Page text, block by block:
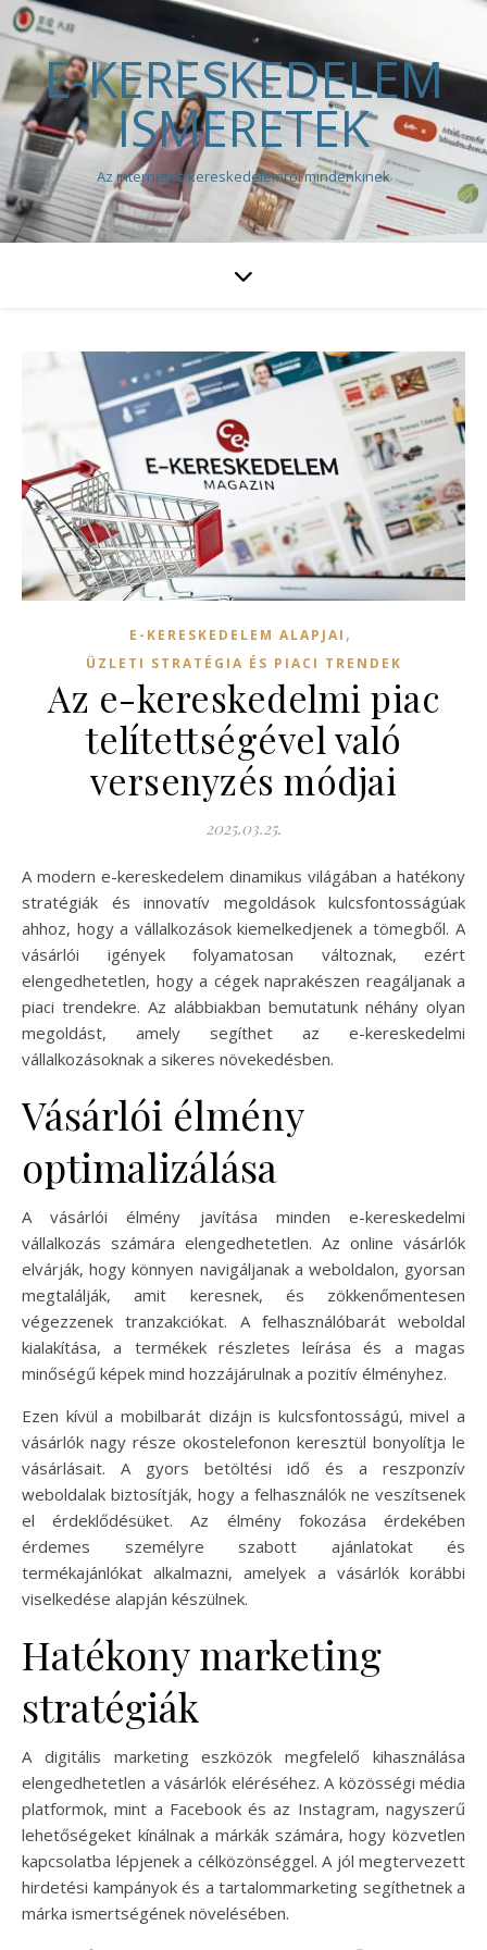
E-KERESKEDELEM
ISMERETEK
Az internetes kereskedelemről mindenkinek
E-KERESKEDELEM ALAPJAI ,
ÜZLETI STRATÉGIA ÉS PIACI TRENDEK
Az e-kereskedelmi piac
telítettségével való
versenyzés módjai
2025.03.25.
A modern e-kereskedelem dinamikus világában a hatékony
stratégiák és innovatív megoldások kulcsfontosságúak
ahhoz, hogy a vállalkozások kiemelkedjenek a tömegből. A
vásárlói igények folyamatosan változnak, ezért
elengedhetetlen, hogy a cégek naprakészen reagáljanak a
piaci trendekre. Az alábbiakban bemutatunk néhány olyan
megoldást, amely segíthet az e-kereskedelmi
vállalkozásoknak a sikeres növekedésben.
Vásárlói élmény
optimalizálása
A vásárlói élmény javítása minden e-kereskedelmi
vállalkozás számára elengedhetetlen. Az online vásárlók
elvárják, hogy könnyen navigáljanak a weboldalon, gyorsan
megtalálják, amit keresnek, és zökkenőmentesen
végezzenek tranzakciókat. A felhasználóbarát weboldal
kialakítása, a termékek részletes leírása és a magas
minőségű képek mind hozzájárulnak a pozitív élményhez.
Ezen kívül a mobilbarát dizájn is kulcsfontosságú, mivel a
vásárlók nagy része okostelefonon keresztül bonyolítja le
vásárlásait. A gyors betöltési idő és a reszponzív
weboldalak biztosítják, hogy a felhasználók ne veszítsenek
el érdeklődésüket. Az élmény fokozása érdekében
érdemes személyre szabott ajánlatokat és
termékajánlókat alkalmazni, amelyek a vásárlók korábbi
viselkedése alapján készülnek.
Hatékony marketing
stratégiák
A digitális marketing eszközök megfelelő kihasználása
elengedhetetlen a vásárlók eléréséhez. A közösségi média
platformok, mint a Facebook és az Instagram, nagyszerű
lehetőségeket kínálnak a márkák számára, hogy közvetlen
kapcsolatba lépjenek a célközönséggel. A jól megtervezett
hirdetési kampányok és a tartalommarketing segíthetnek a
márka ismertségének növelésében.